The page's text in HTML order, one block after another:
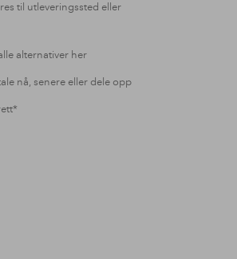
til utleveringssted eller
alternativer her
nå, senere eller dele opp